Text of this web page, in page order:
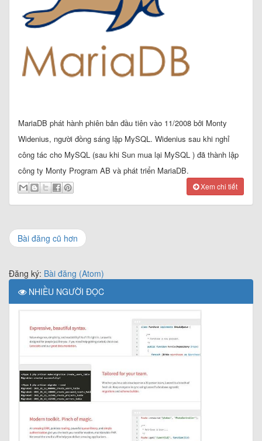
MariaDB phát hành phiên bản đầu tiên vào 11/2008 bởi Monty
Widenius, người đồng sáng lập MySQL. Widenius sau khi nghỉ
công tác cho MySQL (sau khi Sun mua lại MySQL ) đã thành lập
công ty Monty Program AB và phát triển MariaDB.
Xem chi tiết
Bài đăng cũ hơn
Đăng ký: Bài đăng (Atom)
NHIỀU NGƯỜI ĐỌC